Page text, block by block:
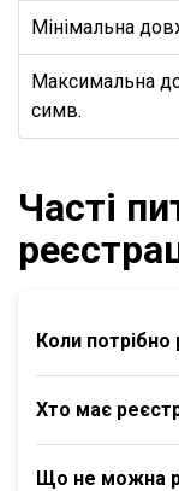
Мінімальна
Максимальна
симв.
Часті
Коли
Хто має
Що не можна